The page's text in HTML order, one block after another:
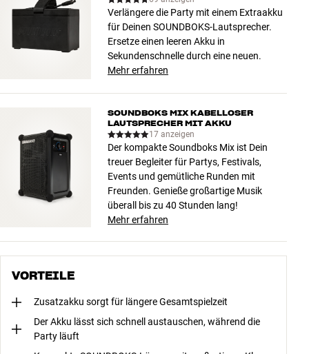
Verlängere die Party mit einem Extraakku
für Deinen SOUNDBOKS-Lautsprecher.
Ersetze einen leeren Akku in
Sekundenschnelle durch eine neuen.
Mehr erfahren
SOUNDBOKS MIX KABELLOSER
LAUTSPRECHER MIT AKKU
17 anzeigen
Der kompakte Soundboks Mix ist Dein
treuer Begleiter für Partys, Festivals,
Events und gemütliche Runden mit
Freunden. Genieße großartige Musik
überall bis zu 40 Stunden lang!
Mehr erfahren
VORTEILE
Zusatzakku sorgt für längere Gesamtspielzeit
Der Akku lässt sich schnell austauschen, während die
Party läuft